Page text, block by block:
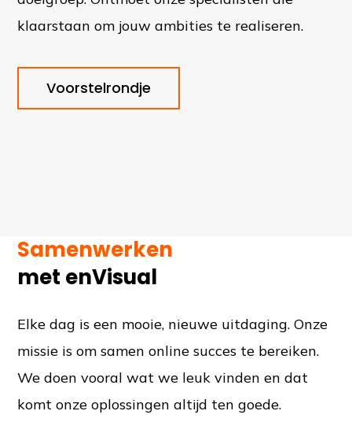
klaarstaan om jouw ambities te realiseren.
Voorstelrondje
Samenwerken
met enVisual
Elke dag is een mooie, nieuwe uitdaging. Onze
missie is om samen online succes te bereiken.
We doen vooral wat we leuk vinden en dat
komt onze oplossingen altijd ten goede.